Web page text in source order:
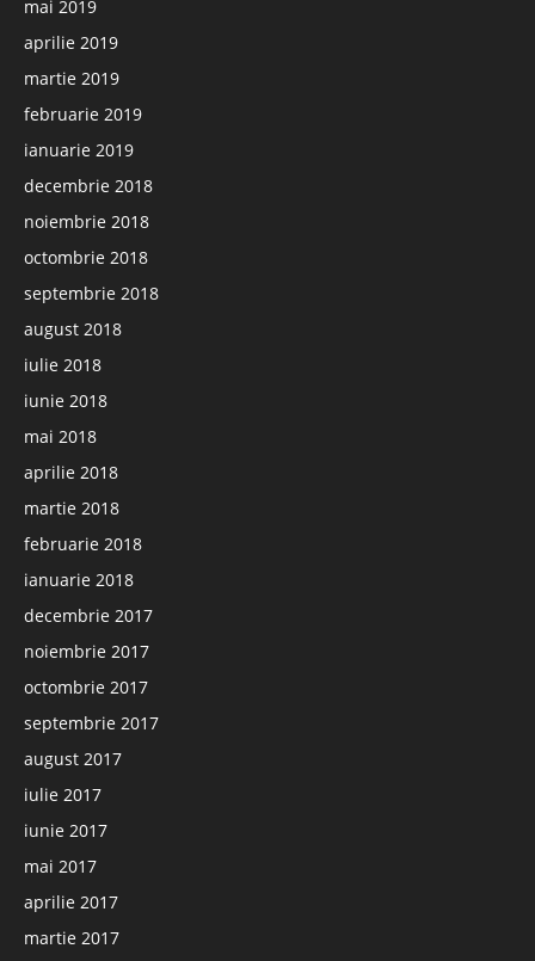
mai 2019
aprilie 2019
martie 2019
februarie 2019
ianuarie 2019
decembrie 2018
noiembrie 2018
octombrie 2018
septembrie 2018
august 2018
iulie 2018
iunie 2018
mai 2018
aprilie 2018
martie 2018
februarie 2018
ianuarie 2018
decembrie 2017
noiembrie 2017
octombrie 2017
septembrie 2017
august 2017
iulie 2017
iunie 2017
mai 2017
aprilie 2017
martie 2017